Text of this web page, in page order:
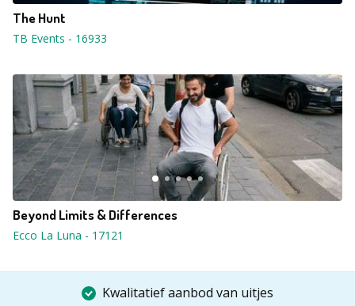
The Hunt
TB Events - 16933
Beyond Limits & Differences
Ecco La Luna - 17121
Kwalitatief aanbod van uitjes